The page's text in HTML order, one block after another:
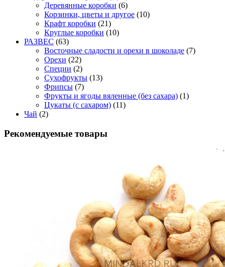
Деревянные коробки (6)
Корзинки, цветы и другое (10)
Крафт коробки (21)
Круглые коробки (10)
РАЗВЕС (63)
Восточные сладости и орехи в шоколаде (7)
Орехи (22)
Специи (2)
Сухофрукты (13)
Фрипсы (7)
Фрукты и ягоды вяленные (без сахара) (1)
Цукаты (с сахаром) (11)
Чай (2)
Рекомендуемые товары